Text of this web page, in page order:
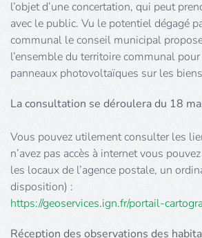
l’objet d’une concertation, qui peut
avec le public. Vu le potentiel dégagé
communal le conseil municipal
l’ensemble du territoire communal
panneaux photovoltaïques sur les
La consultation se déroulera du 18
Vous pouvez utilement consulter les
n’avez pas accès à internet vous
les locaux de l’agence postale, un
disposition) :
https://geoservices.ign.fr/portail-
Réception des observations des